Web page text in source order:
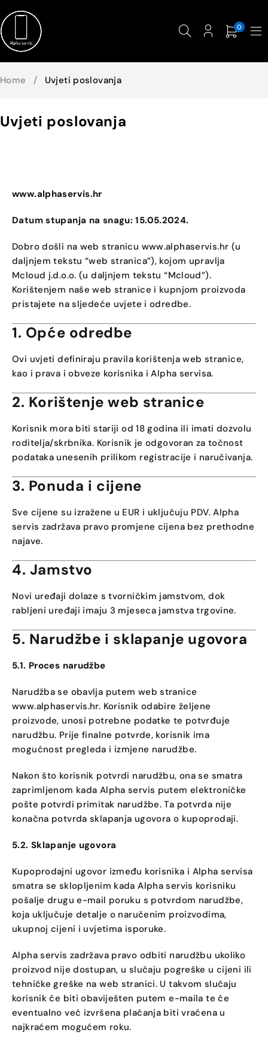
0
Uvjeti poslovanja
Home / Uvjeti poslovanja
www.alphaservis.hr
Datum stupanja na snagu: 15.05.2024.
Dobro došli na web stranicu www.alphaservis.hr (u
daljnjem tekstu “web stranica”), kojom upravlja
Mcloud j.d.o.o. (u daljnjem tekstu “Mcloud”).
Korištenjem naše web stranice i kupnjom proizvoda
pristajete na sljedeće uvjete i odredbe.
1. Opće odredbe
Ovi uvjeti definiraju pravila korištenja web stranice,
kao i prava i obveze korisnika i Alpha servisa.
2. Korištenje web stranice
Korisnik mora biti stariji od 18 godina ili imati dozvolu
roditelja/skrbnika. Korisnik je odgovoran za točnost
podataka unesenih prilikom registracije i naručivanja.
3. Ponuda i cijene
Sve cijene su izražene u EUR i uključuju PDV. Alpha
servis zadržava pravo promjene cijena bez prethodne
najave.
4. Jamstvo
Novi uređaji dolaze s tvorničkim jamstvom, dok
rabljeni uređaji imaju 3 mjeseca jamstva trgovine.
5. Narudžbe i sklapanje ugovora
5.1. Proces narudžbe
Narudžba se obavlja putem web stranice
www.alphaservis.hr. Korisnik odabire željene
proizvode, unosi potrebne podatke te potvrđuje
narudžbu. Prije finalne potvrde, korisnik ima
mogućnost pregleda i izmjene narudžbe.
Nakon što korisnik potvrdi narudžbu, ona se smatra
zaprimljenom kada Alpha servis putem elektroničke
pošte potvrdi primitak narudžbe. Ta potvrda nije
konačna potvrda sklapanja ugovora o kupoprodaji.
5.2. Sklapanje ugovora
Kupoprodajni ugovor između korisnika i Alpha servisa
smatra se sklopljenim kada Alpha servis korisniku
pošalje drugu e-mail poruku s potvrdom narudžbe,
koja uključuje detalje o naručenim proizvodima,
ukupnoj cijeni i uvjetima isporuke.
Alpha servis zadržava pravo odbiti narudžbu ukoliko
proizvod nije dostupan, u slučaju pogreške u cijeni ili
tehničke greške na web stranici. U takvom slučaju
korisnik će biti obaviješten putem e-maila te će
eventualno već izvršena plaćanja biti vraćena u
najkraćem mogućem roku.